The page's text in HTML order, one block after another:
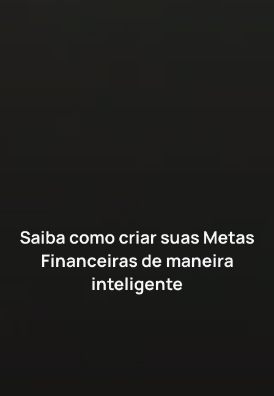
Saiba como criar suas Metas
Financeiras de maneira
inteligente